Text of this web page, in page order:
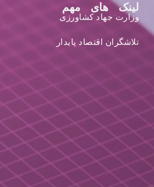
لینک های مهم
وزارت جهاد کشاورزی
تلاشگران اقتصاد پایدار